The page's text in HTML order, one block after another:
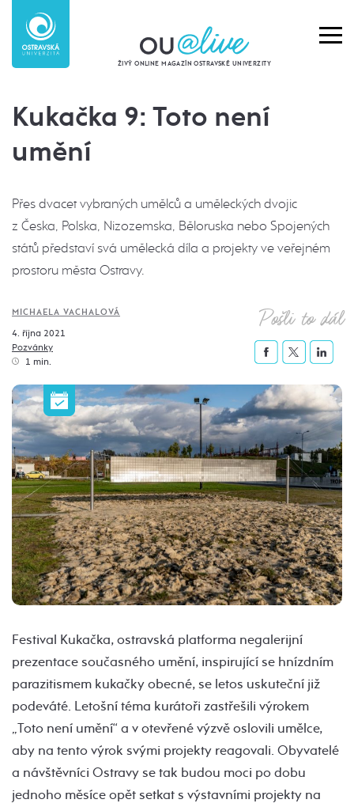
ŽIVÝ ONLINE MAGAZÍN OSTRAVSKÉ UNIVERZITY
Kukačka 9: Toto není
umění
Přes dvacet vybraných umělců a uměleckých dvojic
z Česka, Polska, Nizozemska, Běloruska nebo Spojených
států představí svá umělecká díla a projekty ve veřejném
prostoru města Ostravy.
MICHAELA VACHALOVÁ
4. října 2021
Pozvánky
1 min.
Pošli to dál
Festival Kukačka, ostravská platforma negalerijní
prezentace současného umění, inspirující se hnízdním
parazitismem kukačky obecné, se letos uskuteční již
podeváté. Letošní téma kurátoři zastřešili výrokem
„Toto není umění“ a v otevřené výzvě oslovili umělce,
aby na tento výrok svými projekty reagovali. Obyvatelé
a návštěvníci Ostravy se tak budou moci po dobu
jednoho měsíce opět setkat s výstavními projekty na